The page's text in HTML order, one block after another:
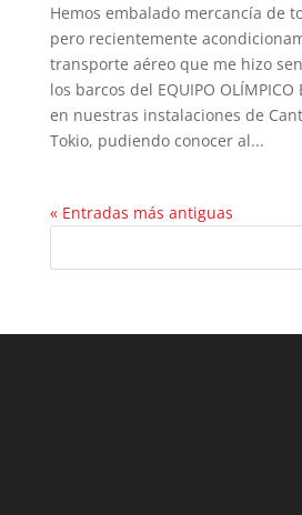
Hemos embalado mercancía de
pero recientemente
transporte aéreo que me hizo
los barcos del EQUIPO OLÍMPICO
en nuestras instalaciones de
Tokio, pudiendo conocer al...
« Entradas más antiguas